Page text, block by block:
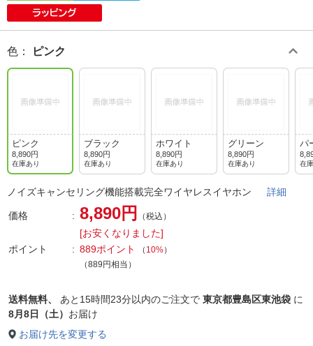
色 ： ピンク
ピンク
8,890円
在庫あり
ブラック
8,890円
在庫あり
ホワイト
8,890円
在庫あり
グリーン
8,890円
在庫あり
パ
在
ノイズキャンセリング機能搭載完全ワイヤレスイヤホン 詳細
価格 8,890円 （税込）
[お安くなりました]
ポイント
889ポイント （ 10%）
（889円相当）
送料無料、 あと 15時間23分以内のご注文で 東京都豊島区東池袋 に
8月8日（土） お届け
お届け先を変更する